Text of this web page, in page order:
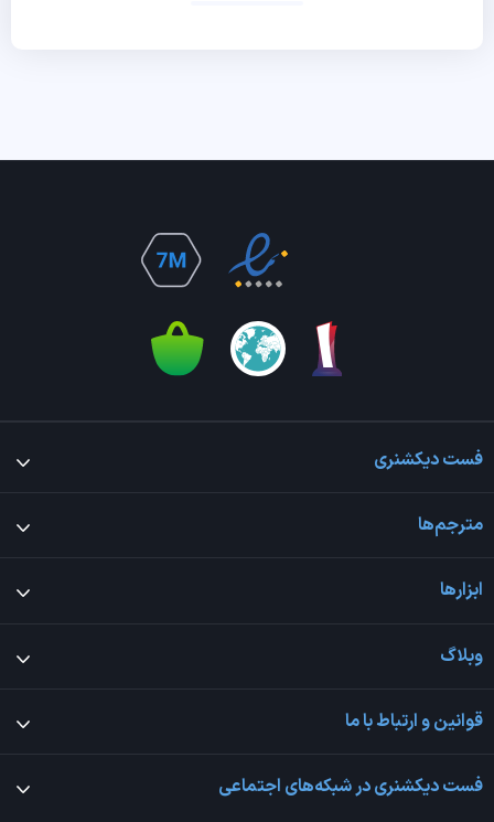
فست دیکشنری
مترجم‌ها
ابزارها
وبلاگ
قوانین و ارتباط با ما
فست دیکشنری در شبکه‌های اجتماعی